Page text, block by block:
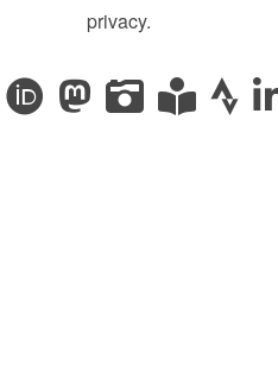
privacy.